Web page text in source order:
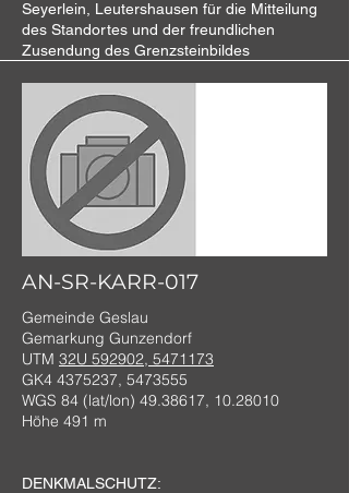
Seyerlein, Leutershausen für die Mitteilung
des Standortes und der freundlichen
Zusendung des Grenzsteinbildes
AN-SR-KARR-017
Gemeinde Geslau
Gemarkung Gunzendorf
UTM 32U 592902, 5471173
GK4 4375237, 5473555
WGS 84 (lat/lon) 49.38617, 10.28010
Höhe 491 m
DENKMALSCHUTZ: